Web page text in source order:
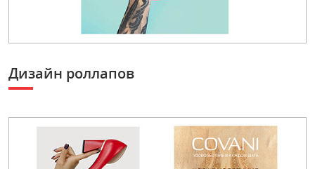
Дизайн роллапов